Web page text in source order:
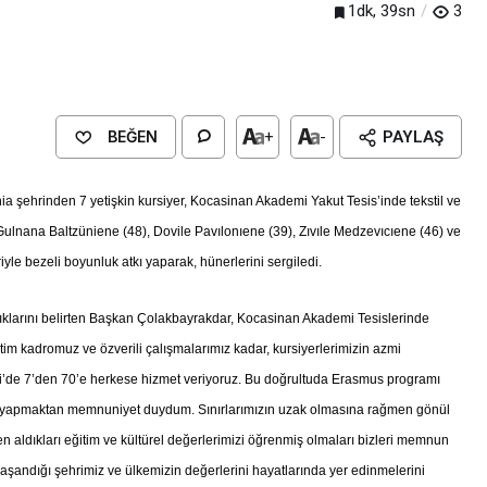
1dk, 39sn 3
BEĞEN + - PAYLAŞ
şehrinden 7 yetişkin kursiyer, Kocasinan Akademi Yakut Tesis’inde tekstil ve
Baltzüniene (48), Dovile Pavılonıene (39), Zıvıle Medzevıcıene (46) ve
bezeli boyunluk atkı yaparak, hünerlerini sergiledi.
belirten Başkan Çolakbayrakdar, Kocasinan Akademi Tesislerinde
kadromuz ve özverili çalışmalarımız kadar, kursiyerlerimizin azmi
7’den 70’e herkese hizmet veriyoruz. Bu doğrultuda Erasmus programı
memnuniyet duydum. Sınırlarımızın uzak olmasına rağmen gönül
aldıkları eğitim ve kültürel değerlerimizi öğrenmiş olmaları bizleri memnun
şehrimiz ve ülkemizin değerlerini hayatlarında yer edinmelerini
Belediyesi
EĞİTİM
Kültürel Mirasın Genç Nesillere
Tanıtımında Sivil Toplumun